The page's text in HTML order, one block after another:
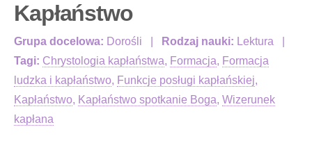
Kapłaństwo
Grupa docelowa: Dorośli Rodzaj nauki: Lektura
Tagi: Chrystologia kapłaństwa, Formacja, Formacja
ludzka i kapłaństwo, Funkcje posługi kapłańskiej,
Kapłaństwo, Kapłaństwo spotkanie Boga, Wizerunek
kapłana